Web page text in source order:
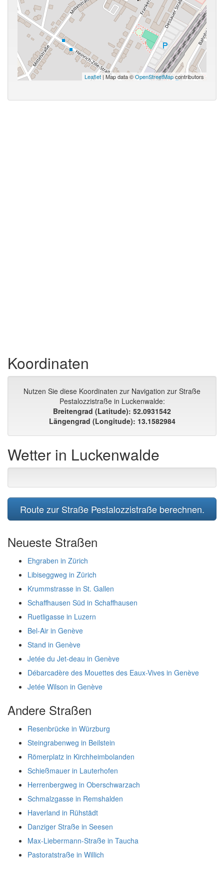
Leaflet | Map data ©OpenStreetMapcontributors
Koordinaten
Nutzen Sie diese Koordinaten zur Navigation zur Straße
Pestalozzistraße in Luckenwalde:
Breitengrad (Latitude): 52.0931542
Längengrad (Longitude): 13.1582984
Wetter in Luckenwalde
Route zur Straße Pestalozzistraße berechnen.
Neueste Straßen
Ehgraben in Zürich
Libiseggweg in Zürich
Krummstrasse in St. Gallen
Schaffhausen Süd in Schaffhausen
Ruetligasse in Luzern
Bel-Air in Genève
Stand in Genève
Jetée du Jet-deau in Genève
Débarcadère des Mouettes des Eaux-Vives in Genève
Jetée Wilson in Genève
Andere Straßen
Resenbrücke in Würzburg
Steingrabenweg in Beilstein
Römerplatz in Kirchheimbolanden
Schießmauer in Lauterhofen
Herrenbergweg in Oberschwarzach
Schmalzgasse in Remshalden
Haverland in Rühstädt
Danziger Straße in Seesen
Max-Liebermann-Straße in Taucha
Pastoratstraße in Willich